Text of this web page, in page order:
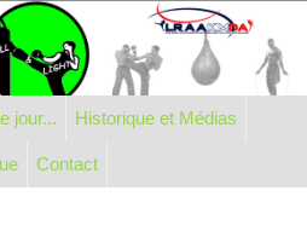
jour... Historique et Médias
Contact